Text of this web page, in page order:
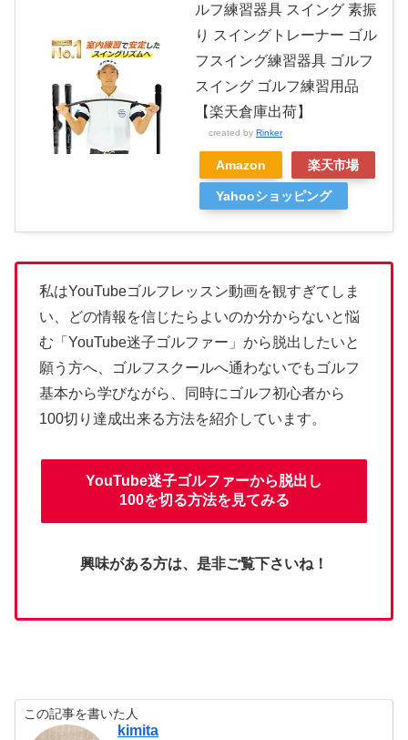
ルフ練習器具 スイング 素振
り スイングトレーナー ゴル
フスイング練習器具 ゴルフ
スイング ゴルフ練習用品
【楽天倉庫出荷】
created by Rinker
Amazon 楽天市場
Yahooショッピング
私はYouTubeゴルフレッスン動画を観すぎてしま
い、どの情報を信じたらよいのか分からないと悩
む「YouTube迷子ゴルファー」から脱出したいと
願う方へ、ゴルフスクールへ通わないでもゴルフ
基本から学びながら、同時にゴルフ初心者から
100切り達成出来る方法を紹介しています。
YouTube迷子ゴルファーから脱出し
100を切る方法を見てみる
興味がある方は、是非ご覧下さいね！
この記事を書いた人
kimita